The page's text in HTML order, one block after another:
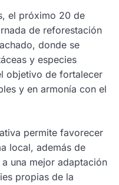
el próximo 20 de
de reforestación
donde se
y especies
objetivo de fortalecer
y en armonía con el
permite favorecer
local, además de
una mejor adaptación
propias de la